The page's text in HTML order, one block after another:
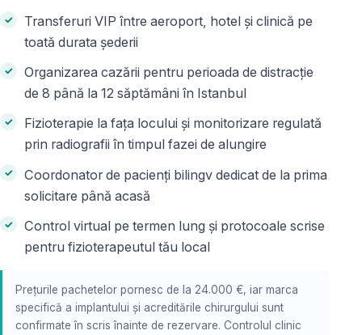
Transferuri VIP între aeroport, hotel și clinică pe
toată durata șederii
Organizarea cazării pentru perioada de distracție
de 8 până la 12 săptămâni în Istanbul
Fizioterapie la fața locului și monitorizare regulată
prin radiografii în timpul fazei de alungire
Coordonator de pacienți bilingv dedicat de la prima
solicitare până acasă
Control virtual pe termen lung și protocoale scrise
pentru fizioterapeutul tău local
Prețurile pachetelor pornesc de la 24.000 €, iar marca
specifică a implantului și acreditările chirurgului sunt
confirmate în scris înainte de rezervare. Controlul clinic